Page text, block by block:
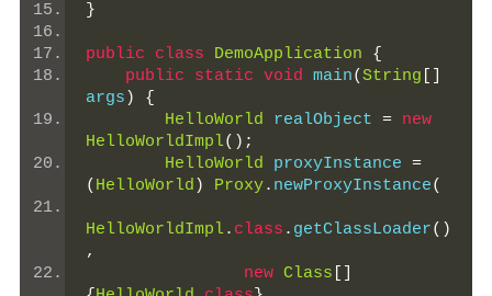
}
public class DemoApplication
{
public
static void main(String
args )
{
HelloWorld realObject = new
HelloWorldImpl();
HelloWorld proxyInstance =
( HelloWorld ) Proxy. newProxyInstance(
HelloWorldImpl. class . getClassLoader()
,
new Class